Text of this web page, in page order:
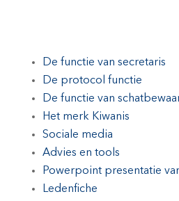
De functie van secretaris
De protocol functie
De functie van
Het merk Kiwanis
Sociale media
Advies en tools
Powerpoint presentatie
Ledenfiche